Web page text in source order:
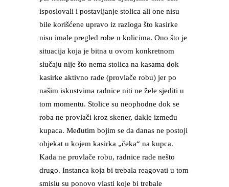
isposlovali i postavljanje stolica ali one nisu
bile korišćene upravo iz razloga što kasirke
nisu imale pregled robe u kolicima. Ono što je
situacija koja je bitna u ovom konkretnom
slučaju nije što nema stolica na kasama dok
kasirke aktivno rade (provlače robu) jer po
našim iskustvima radnice niti ne žele sjediti u
tom momentu. Stolice su neophodne dok se
roba ne provlači kroz skener, dakle između
kupaca. Međutim bojim se da danas ne postoji
objekat u kojem kasirka „čeka“ na kupca.
Kada ne provlače robu, radnice rade nešto
drugo. Instanca koja bi trebala reagovati u tom
smislu su ponovo vlasti koje bi trebale